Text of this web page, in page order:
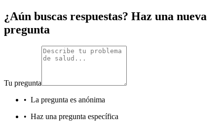
¿Aún buscas respuestas? Haz una nueva
pregunta
Tu pregunta
• La pregunta es anónima
• Haz una pregunta específica